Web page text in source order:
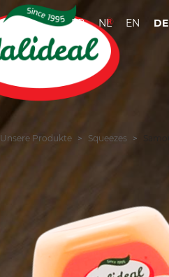
FR NL EN DE
Unsere Produkte Squeezes